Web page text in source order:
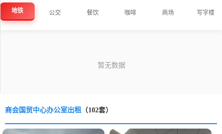
地铁 公交 餐饮 咖啡 商场 写字楼
商会国贸中心办公室出租 （102套）